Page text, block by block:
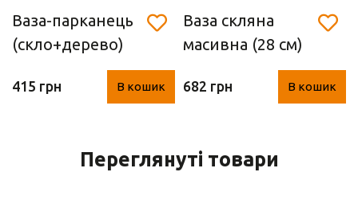
Ваза-парканець
(скло+дерево)
415 грн В кошик
Ваза скляна
масивна (28 см)
682 грн В кошик
Переглянуті товари